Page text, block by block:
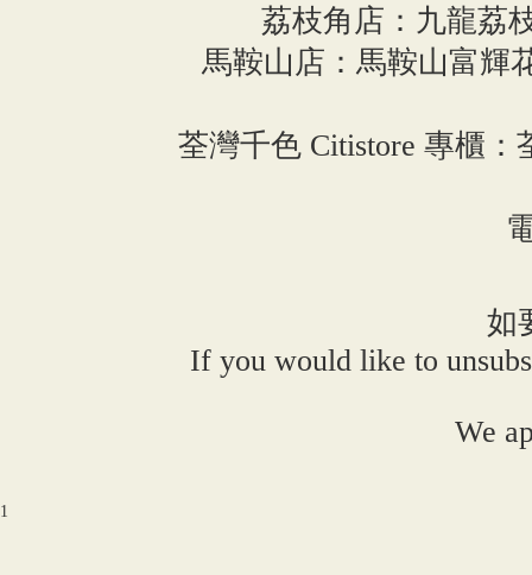
荔枝角店：九龍荔
馬鞍山店：馬鞍山富輝
荃灣千色 Citistore 專櫃
如
If you would like to
We
1